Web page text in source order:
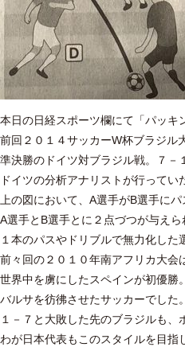
本日の日経スポーツ欄にて「パッキ
前回２０１４サッカーW杯ブラジル
準決勝のドイツ対ブラジル戦。７－
ドイツの分析アナリストが行って
上の図において、A選手がB選手に
A選手とB選手とに２点づつが与えら
１本のパスやドリブルで無力化し
前々回の２０１０年南アフリカ大会
世界中を虜にしたスペインが初優勝。
バルサを彷彿させたサッカーでした
１－７と大敗した先のブラジルも
わが日本代表もこのスタイルを目指